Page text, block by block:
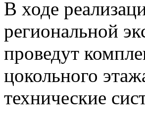
В ходе
региональной
проведут
цокольного
технические